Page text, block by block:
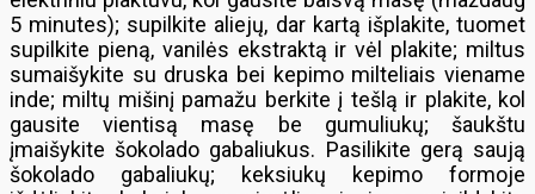
5 minutes); supilkite aliejų, dar kartą išplakite, tuomet
supilkite pieną, vanilės ekstraktą ir vėl plakite; miltus
sumaišykite su druska bei kepimo milteliais viename
inde; miltų mišinį pamažu berkite į tešlą ir plakite, kol
gausite vientisą masę be gumuliukų; šaukštu
įmaišykite šokolado gabaliukus. Pasilikite gerą saują
šokolado gabaliukų; keksiukų kepimo formoje